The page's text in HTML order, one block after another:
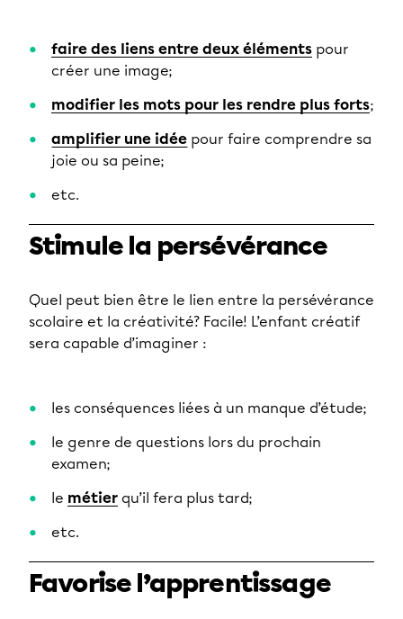
faire des liens entre deux éléments pour
créer une image;
modifier les mots pour les rendre plus forts;
amplifier une idée pour faire comprendre sa
joie ou sa peine;
etc.
Stimule la persévérance
Quel peut bien être le lien entre la persévérance
scolaire et la créativité? Facile! L’enfant créatif
sera capable d’imaginer :
les conséquences liées à un manque d’étude;
le genre de questions lors du prochain
examen;
le métier qu’il fera plus tard;
etc.
Favorise l’apprentissage